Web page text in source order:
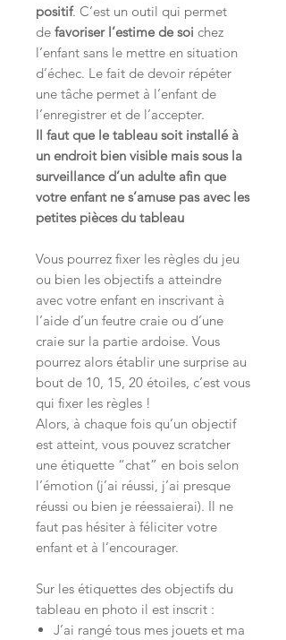
positif. C’est un outil qui permet
de favoriser l’estime de soi chez
l’enfant sans le mettre en situation
d’échec. Le fait de devoir répéter
une tâche permet à l’enfant de
l’enregistrer et de l’accepter.
Il faut que le tableau soit installé à
un endroit bien visible mais sous la
surveillance d’un adulte afin que
votre enfant ne s’amuse pas avec les
petites pièces du tableau
Vous pourrez fixer les règles du jeu
ou bien les objectifs a atteindre
avec votre enfant en inscrivant à
l’aide d’un feutre craie ou d’une
craie sur la partie ardoise. Vous
pourrez alors établir une surprise au
bout de 10, 15, 20 étoiles, c’est vous
qui fixer les règles !
Alors, à chaque fois qu’un objectif
est atteint, vous pouvez scratcher
une étiquette “chat” en bois selon
l’émotion (j’ai réussi, j’ai presque
réussi ou bien je réessaierai). Il ne
faut pas hésiter à féliciter votre
enfant et à l’encourager.
Sur les étiquettes des objectifs du
tableau en photo il est inscrit :
J’ai rangé tous mes jouets et ma